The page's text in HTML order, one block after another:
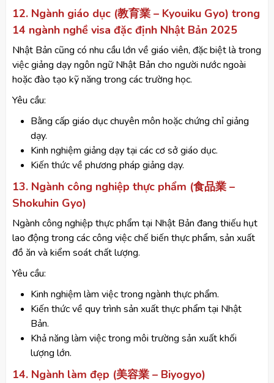
12. Ngành giáo dục (教育業 – Kyouiku Gyo) trong
14 ngành nghề visa đặc định Nhật Bản 2025
Nhật Bản cũng có nhu cầu lớn về giáo viên, đặc biệt là trong
việc giảng dạy ngôn ngữ Nhật Bản cho người nước ngoài
hoặc đào tạo kỹ năng trong các trường học.
Yêu cầu:
Bằng cấp giáo dục chuyên môn hoặc chứng chỉ giảng
dạy.
Kinh nghiệm giảng dạy tại các cơ sở giáo dục.
Kiến thức về phương pháp giảng dạy.
13. Ngành công nghiệp thực phẩm (食品業 –
Shokuhin Gyo)
Ngành công nghiệp thực phẩm tại Nhật Bản đang thiếu hụt
lao động trong các công việc chế biến thực phẩm, sản xuất
đồ ăn và kiểm soát chất lượng.
Yêu cầu:
Kinh nghiệm làm việc trong ngành thực phẩm.
Kiến thức về quy trình sản xuất thực phẩm tại Nhật
Bản.
Khả năng làm việc trong môi trường sản xuất khối
lượng lớn.
14. Ngành làm đẹp (美容業 – Biyogyo)